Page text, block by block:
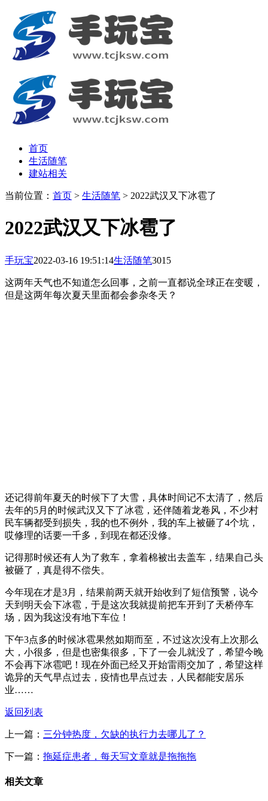
首页
生活随笔
建站相关
当前位置： 首页 > 生活随笔 > 2022武汉又下冰雹了
2022武汉又下冰雹了
手玩宝2022-03-16 19:51:14生活随笔3015
这两年天气也不知道怎么回事，之前一直都说全球正在变暖，
但是这两年每次夏天里面都会参杂冬天？
还记得前年夏天的时候下了大雪，具体时间记不太清了，然后
去年的5月的时候武汉又下了冰雹，还伴随着龙卷风，不少村
民车辆都受到损失，我的也不例外，我的车上被砸了4个坑，
哎修理的话要一千多，到现在都还没修。
记得那时候还有人为了救车，拿着棉被出去盖车，结果自己头
被砸了，真是得不偿失。
今年现在才是3月，结果前两天就开始收到了短信预警，说今
天到明天会下冰雹，于是这次我就提前把车开到了天桥停车
场，因为我这没有地下车位！
下午3点多的时候冰雹果然如期而至，不过这次没有上次那么
大，小很多，但是也密集很多，下了一会儿就没了，希望今晚
不会再下冰雹吧！现在外面已经又开始雷雨交加了，希望这样
诡异的天气早点过去，疫情也早点过去，人民都能安居乐
业……
返回列表
上一篇： 三分钟热度，欠缺的执行力去哪儿了？
下一篇： 拖延症患者，每天写文章就是拖拖拖
相关文章